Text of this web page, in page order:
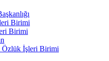
Birimi
Birimi
Özlük İşleri Birimi